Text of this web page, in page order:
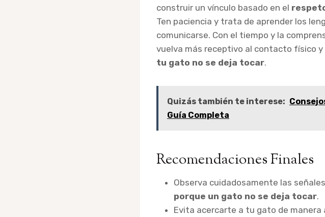
construir un vínculo basado en el
Ten paciencia y trata de aprender los
comunicarse. Con el tiempo y la
vuelva más receptivo al contacto físico
tu gato no se deja tocar.
Quizás también te interese:
Guía Completa
Recomendaciones Finales
Observa cuidadosamente las
porque un gato no se deja tocar.
Evita acercarte a tu gato de manera